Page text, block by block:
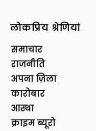
लोकप्रिय श्रेणियां
समाचार
राजनीति
अपना ज़िला
कारोबार
आस्था
क्राइम ब्यूरो